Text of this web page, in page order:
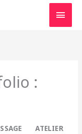
:
ATELIER